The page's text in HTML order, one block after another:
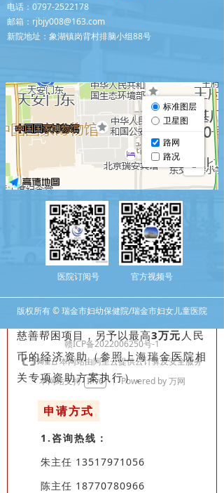
资助标准
发放方式:由上海瑞金医院一次性
补助(胚胎移植手术后)。
2.优生优育专项补助：
对于在上海瑞金医院进行试管婴
儿的家庭,给予单基因遗传病携带者筛
查检测补助。
金额：最高4800元/家庭。
发放方式：根据发票对单基因病
携带者筛查费用实报实销。
患者，可协助其申请上海瑞金医院其他
慈善帮困项目，另予以最高3万元 人民
币的经济资助（参照上海瑞金医院相
关专项资助方案执行）。
申请方式
1.咨询热线：
朱主任 13517971056
陈主任 18770780966
电话：0797-2522178
邮箱：rjbjy008@163.com
新院地址：象湖镇岗背村排脑小组88号
医院订阅号 官方视频号
版权所有 © 瑞金市妇幼保健院/瑞金市妇女儿童医院
赣ICP备2022006250号-1
本网站由阿里云提供云计算及安全服务
本网站支持 IPv6 Powered by 万网